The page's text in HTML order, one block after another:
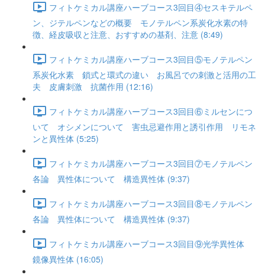
フィトケミカル講座ハーブコース3回目④セスキテルペ
ン、ジテルペンなどの概要 モノテルペン系炭化水素の特
徴、経皮吸収と注意、おすすめの基剤、注意 (8:49)
フィトケミカル講座ハーブコース3回目⑤モノテルペン
系炭化水素 鎖式と環式の違い お風呂での刺激と活用の工
夫 皮膚刺激 抗菌作用 (12:16)
フィトケミカル講座ハーブコース3回目⑥ミルセンにつ
いて オシメンについて 害虫忌避作用と誘引作用 リモネ
ンと異性体 (5:25)
フィトケミカル講座ハーブコース3回目⑦モノテルペン
各論 異性体について 構造異性体 (9:37)
フィトケミカル講座ハーブコース3回目⑧モノテルペン
各論 異性体について 構造異性体 (9:37)
フィトケミカル講座ハーブコース3回目⑨光学異性体
鏡像異性体 (16:05)